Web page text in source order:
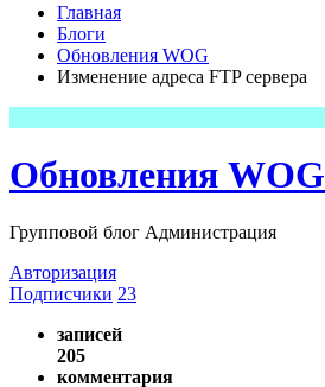
Главная
Блоги
Обновления WOG
Изменение адреса FTP сервера
Обновления WOG
Групповой блог Администрация
Авторизация
Подписчики 23
записей
205
комментария